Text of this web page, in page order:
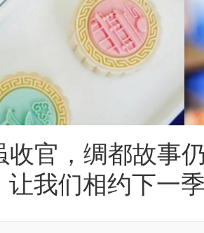
收官，绸都故事
让我们相约下一